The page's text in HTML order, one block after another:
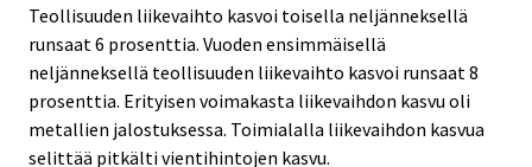
Teollisuuden liikevaihto kasvoi toisella neljänneksellä
runsaat 6 prosenttia. Vuoden ensimmäisellä
neljänneksellä teollisuuden liikevaihto kasvoi runsaat 8
prosenttia. Erityisen voimakasta liikevaihdon kasvu oli
metallien jalostuksessa. Toimialalla liikevaihdon kasvua
selittää pitkälti vientihintojen kasvu.